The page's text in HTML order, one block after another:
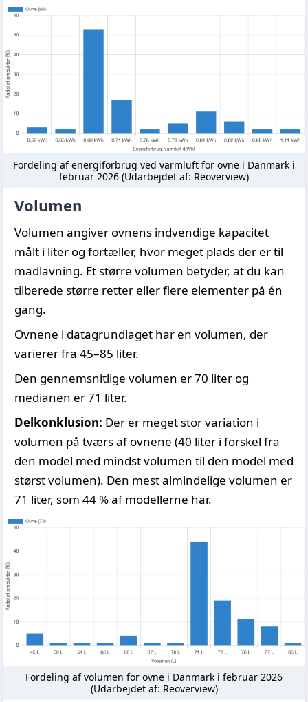
Fordeling af energiforbrug ved varmluft for ovne i Danmark i
februar 2026 (Udarbejdet af: Reoverview)
Volumen
Volumen angiver ovnens indvendige kapacitet
målt i liter og fortæller, hvor meget plads der er til
madlavning. Et større volumen betyder, at du kan
tilberede større retter eller flere elementer på én
gang.
Ovnene i datagrundlaget har en volumen, der
varierer fra 45–85 liter.
Den gennemsnitlige volumen er 70 liter og
medianen er 71 liter.
Delkonklusion: Der er meget stor variation i
volumen på tværs af ovnene (40 liter i forskel fra
den model med mindst volumen til den model med
størst volumen). Den mest almindelige volumen er
71 liter, som 44 % af modellerne har.
Fordeling af volumen for ovne i Danmark i februar 2026
(Udarbejdet af: Reoverview)